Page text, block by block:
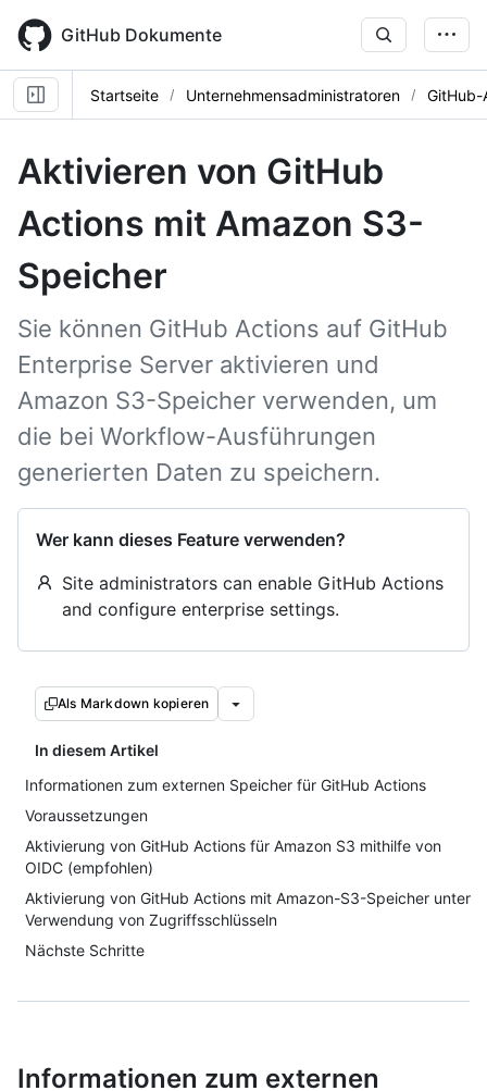
main
content
GitHub Dokumente
Startseite Unternehmensadministratoren GitHub-
Aktivieren von GitHub
Actions mit Amazon S3-
Speicher
Sie können GitHub Actions auf GitHub
Enterprise Server aktivieren und
Amazon S3-Speicher verwenden, um
die bei Workflow-Ausführungen
generierten Daten zu speichern.
Wer kann dieses Feature verwenden?
Site administrators can enable GitHub Actions
and configure enterprise settings.
Als Markdown kopieren
In diesem Artikel
Informationen zum externen Speicher für GitHub Actions
Voraussetzungen
Aktivierung von GitHub Actions für Amazon S3 mithilfe von
OIDC (empfohlen)
Aktivierung von GitHub Actions mit Amazon-S3-Speicher unter
Verwendung von Zugriffsschlüsseln
Nächste Schritte
Informationen zum externen